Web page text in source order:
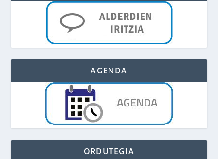
AGENDA
ORDUTEGIA